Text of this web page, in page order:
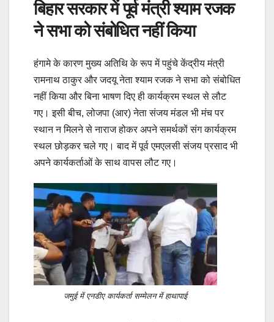
बिहार सरकार में पूर्व मंत्री श्याम रजक
ने सभा को संबोधित नहीं किया
हंगामे के कारण मुख्य अतिथि के रूप में पहुंचे केंद्रीय मंत्री
रामनाथ ठाकुर और जदयू नेता श्याम रजक ने सभा को संबोधित
नहीं किया और बिना भाषण दिए ही कार्यक्रम स्थल से लौट
गए। इसी बीच, लोजपा (आर) नेता संजय मंडल भी मंच पर
स्थान न मिलने से नाराज होकर अपने समर्थकों संग कार्यक्रम
स्थल छोड़कर चले गए। बाद में पूर्व एमएलसी संजय प्रसाद भी
अपने कार्यकर्ताओं के साथ वापस लौट गए।
जमुई में एनडीए कार्यकर्ता सम्मेलन में हाथापाई